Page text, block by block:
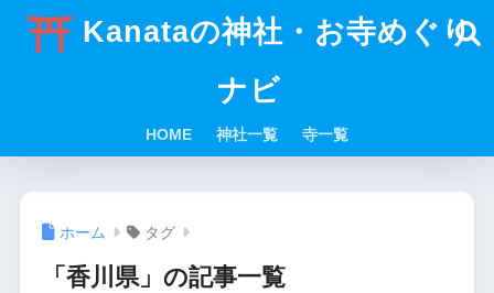
Kanataの神社・お寺めぐり
ナビ
HOME 神社一覧 寺一覧
ホーム タグ
「香川県」の記事一覧